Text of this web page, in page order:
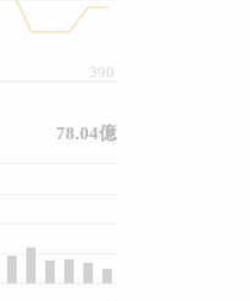
390
78.04億